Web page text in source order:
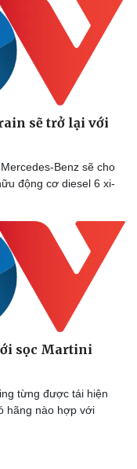
sẽ trở lại với
Benz sẽ cho
động cơ diesel 6 xi-
sọc Martini
từng được tái hiện
hãng nào hợp với